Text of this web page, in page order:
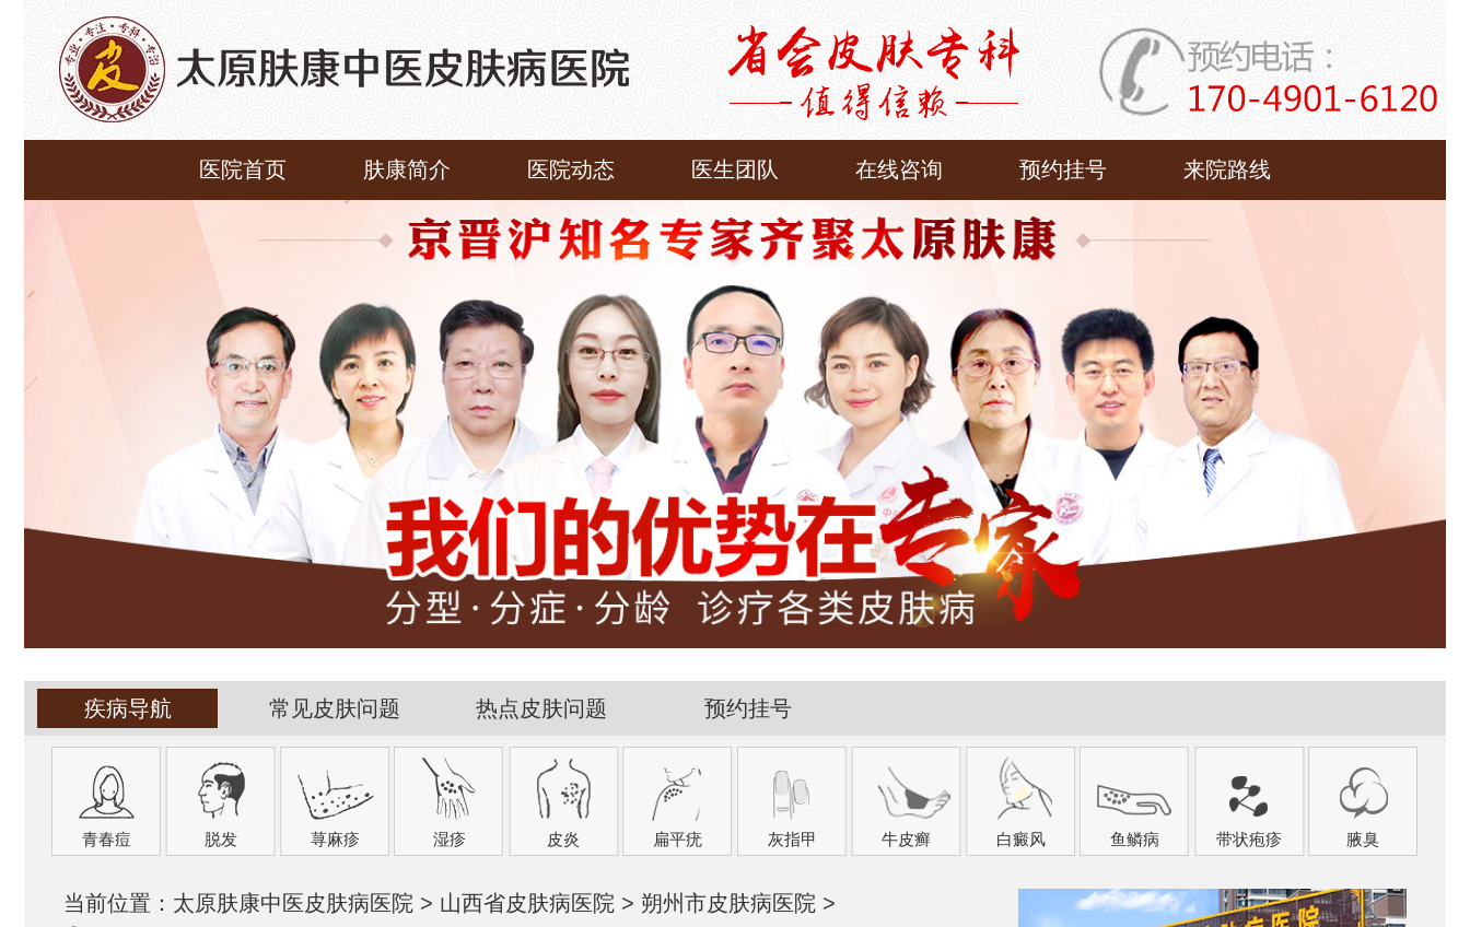
医院首页 肤康简介 医院动态 医生团队 在线咨询 预约挂号 来院路线
疾病导航 常见皮肤问题 热点皮肤问题 预约挂号
青春痘 脱发 荨麻疹 湿疹 皮炎 扁平疣 灰指甲 牛皮癣 白癜风 鱼鳞病 带状疱疹 腋臭
当前位置： 太原肤康中医皮肤病医院 > 山西省皮肤病医院 > 朔州市皮肤病医院 >